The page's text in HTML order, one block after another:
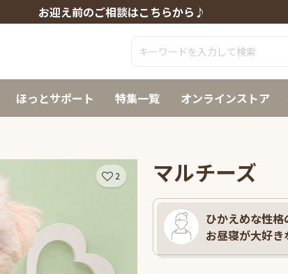
お迎え前のご相談はこちらから♪
ほっとサポート 特集一覧 オンラインストア
2 マルチーズ
ひかえめな性格
お昼寝が大好